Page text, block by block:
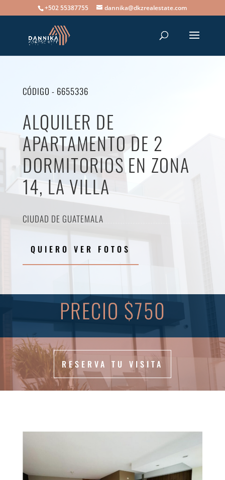
+502 55387755 dannika@dkzrealestate.com
CÓDIGO - 6655336
ALQUILER DE
APARTAMENTO DE 2
DORMITORIOS EN ZONA
14, LA VILLA
CIUDAD DE GUATEMALA
QUIERO VER FOTOS
PRECIO $750
RESERVA TU VISITA